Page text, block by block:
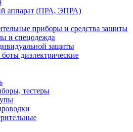
аппарат (ПРА, ЭПРА)
приборы и средства защиты
и спецодежда
защиты
диэлектрические
тестеры